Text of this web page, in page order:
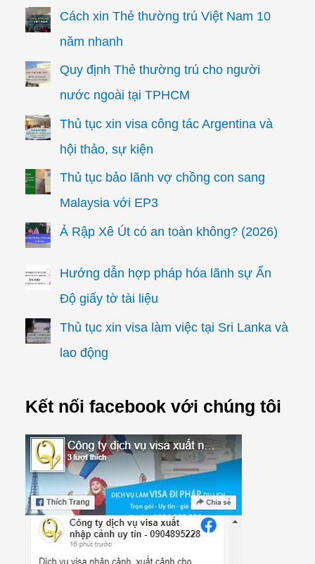
Cách xin Thẻ thường trú Việt Nam 10
năm nhanh
Quy định Thẻ thường trú cho người
nước ngoài tại TPHCM
Thủ tục xin visa công tác Argentina và
hội thảo, sự kiện
Thủ tục bảo lãnh vợ chồng con sang
Malaysia với EP3
Ả Rập Xê Út có an toàn không? (2026)
Hướng dẫn hợp pháp hóa lãnh sự Ấn
Độ giấy tờ tài liệu
Thủ tục xin visa làm việc tại Sri Lanka và
lao động
Kết nối facebook với chúng tôi